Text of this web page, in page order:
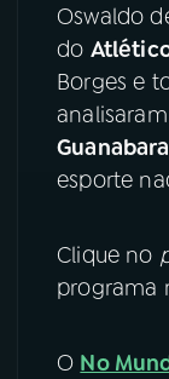
ACOMPANHE A
YouTube
TikTok
Oswaldo
do
Borges e
Guanabara
esporte
Clique no
programa
O No